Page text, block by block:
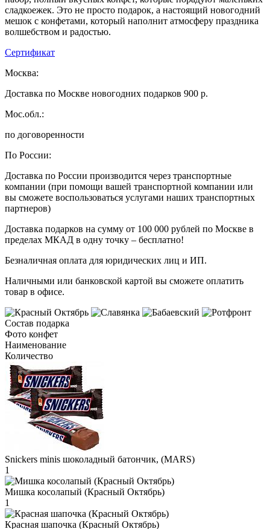
сладкоежек. Это не просто подарок, а настоящий новогодний
мешок с конфетами, который наполнит атмосферу праздника
волшебством и радостью.
Сертификат
Москва:
Доставка по Москве новогодних подарков 900 р.
Мос.обл.:
по договоренности
По России:
Доставка по России производится через транспортные
компании (при помощи вашей транспортной компании или
вы сможете воспользоваться услугами наших транспортных
партнеров)
Доставка подарков на сумму от 100 000 рублей по Москве в
пределах МКАД в одну точку – бесплатно!
Безналичная оплата для юридических лиц и ИП.
Наличными или банковской картой вы сможете оплатить
товар в офисе.
Состав подарка
Фото конфет
Наименование
Количество
Snickers minis шоколадный батончик, (MARS)
1
Мишка косолапый (Красный Октябрь)
1
Красная шапочка (Красный Октябрь)